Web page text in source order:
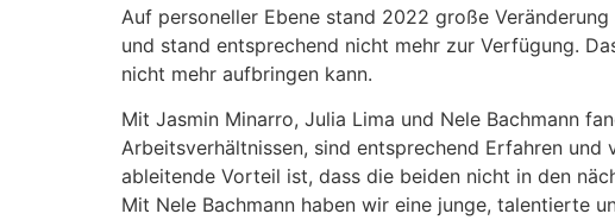
Auf personeller Ebene stand 2022 große
und stand entsprechend nicht mehr zur Verfügung.
nicht mehr aufbringen kann.
Mit Jasmin Minarro, Julia Lima und Nele Bachmann
Arbeitsverhältnissen, sind entsprechend Erfahren
ableitende Vorteil ist, dass die beiden nicht in den
Mit Nele Bachmann haben wir eine junge, talentierte